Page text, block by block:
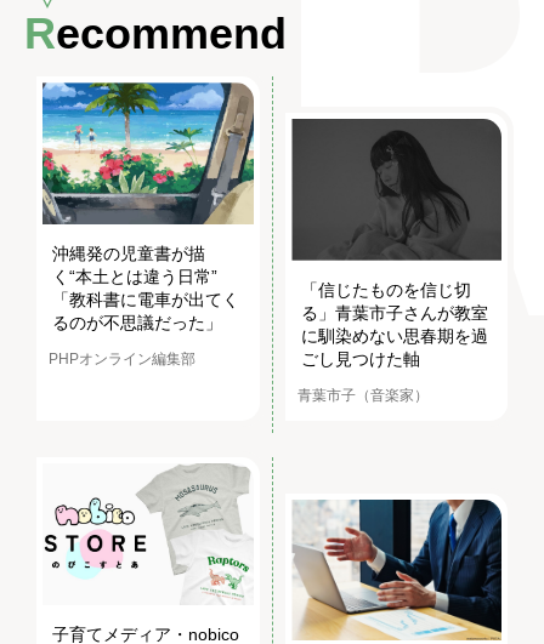
Recommend
沖縄発の児童書が描
く“本土とは違う日常”
「教科書に電車が出てく
るのが不思議だった」
PHPオンライン編集部
「信じたものを信じ切
る」青葉市子さんが教室
に馴染めない思春期を過
ごし見つけた軸
青葉市子（音楽家）
子育てメディア・nobico